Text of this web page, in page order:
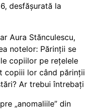
desfășurată la
Aura Stănculescu,
notelor: Părinții se
copiilor pe rețelele
copiii lor când părinții
Ar trebui întrebați
„anomaliile” din